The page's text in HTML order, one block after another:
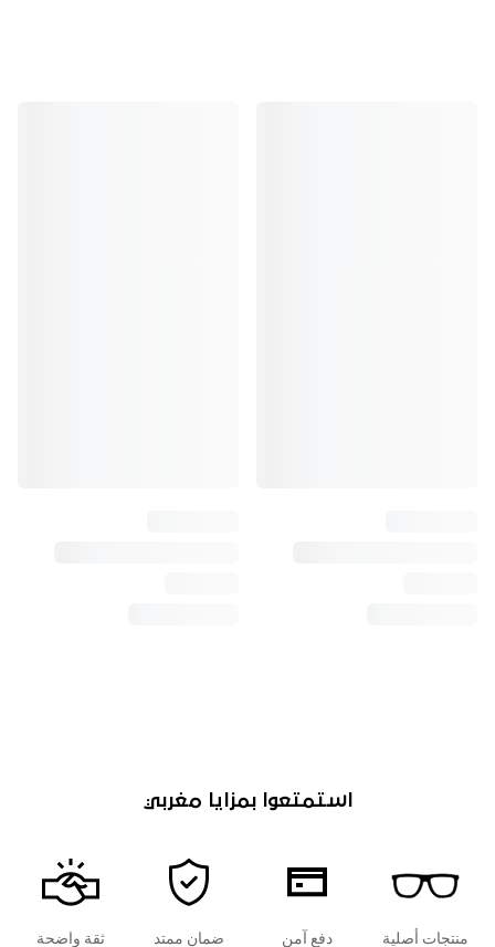
استمتعوا بمزايا مغربي
منتجات أصلية
دفع آمن ضمان ممتد
ثقة واضحة